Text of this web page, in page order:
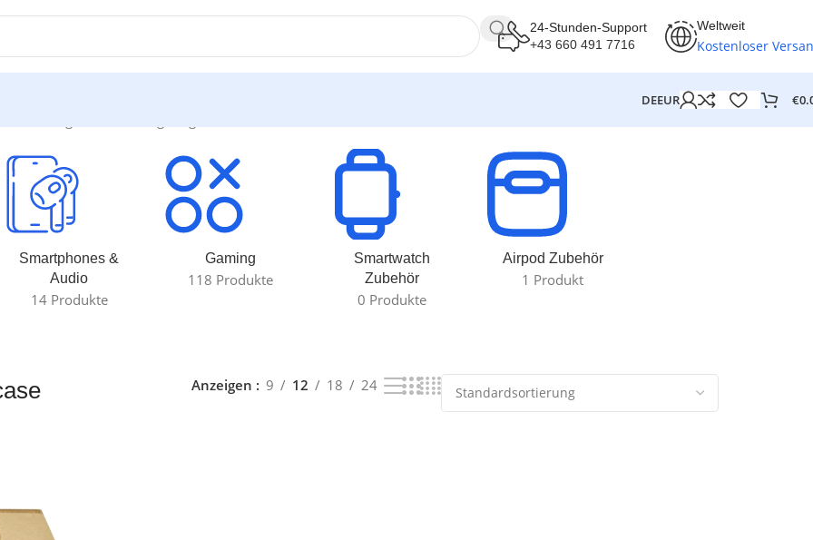
24-Stunden-Support
+43 660 491 7716
Weltweit
Kostenloser
DEEUR €
Smartphones &
Audio
14 Produkte
Gaming
118 Produkte
Smartwatch
Zubehör
0 Produkte
Airpod Zubehör
1 Produkt
Anzeigen 9 12 18 24